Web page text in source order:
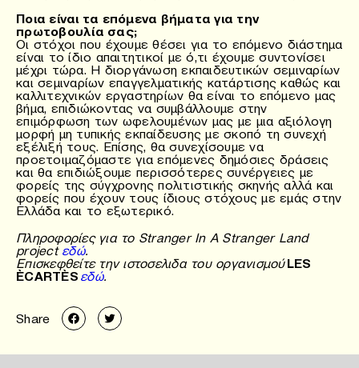
Ποια είναι τα επόμενα βήματα για την
πρωτοβουλία σας;
Οι στόχοι που έχουμε θέσει για το επόμενο διάστημα
είναι το ίδιο απαιτητικοί με ό,τι έχουμε συντονίσει
μέχρι τώρα. Η διοργάνωση εκπαιδευτικών σεμιναρίων
και σεμιναρίων επαγγελματικής κατάρτισης καθώς και
καλλιτεχνικών εργαστηρίων θα είναι το επόμενο μας
βήμα, επιδιώκοντας να συμβάλλουμε στην
επιμόρφωση των ωφελουμένων μας με μια αξιόλογη
μορφή μη τυπικής εκπαίδευσης με σκοπό τη συνεχή
εξέλιξή τους. Επίσης, θα συνεχίσουμε να
προετοιμαζόμαστε για επόμενες δημόσιες δράσεις
και θα επιδιώξουμε περισσότερες συνέργειες με
φορείς της σύγχρονης πολιτιστικής σκηνής αλλά και
φορείς που έχουν τους ίδιους στόχους με εμάς στην
Ελλάδα και το εξωτερικό.
Πληροφορίες για το Stranger In A Stranger Land
project εδώ.
Επισκεφθείτε την ιστοσελιδα του οργανισμούLES
ÈCARTÈS εδώ.
Share